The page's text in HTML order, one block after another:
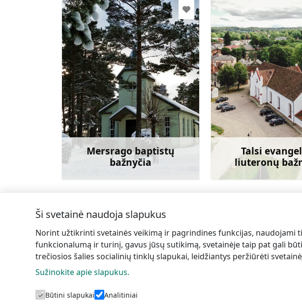
Mersrago baptistų
bažnyčia
Eik su
Sužinoti daugiau
Talsi
liuteronų
+371 26132475
Ši svetainė naudoja slapukus
Norint užtikrinti svetainės veikimą ir pagrindines funkcijas, naudojami
funkcionalumą ir turinį, gavus jūsų sutikimą, svetainėje taip pat gali
trečiosios šalies socialinių tinklų slapukai, leidžiantys peržiūrėti
Sužinokite apie slapukus.
Būtini slapukai Analitiniai